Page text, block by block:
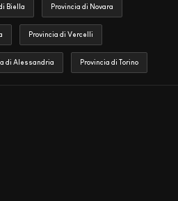
Biella Provincia di Novara
Provincia di Vercelli
di Alessandria Provincia di Torino